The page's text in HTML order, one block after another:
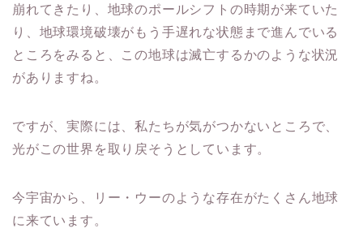
崩れてきたり、地球のポールシフトの時期が来ていた
り、地球環境破壊がもう手遅れな状態まで進んでいる
ところをみると、この地球は滅亡するかのような状況
がありますね。
ですが、実際には、私たちが気がつかないところで、
光がこの世界を取り戻そうとしています。
今宇宙から、リー・ウーのような存在がたくさん地球
に来ています。